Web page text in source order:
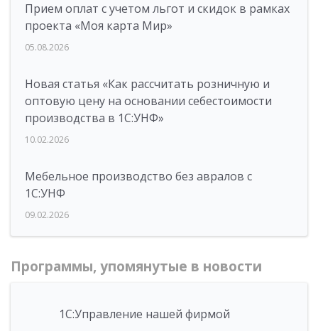
Прием оплат с учетом льгот и скидок в рамках
проекта «Моя карта Мир»
05.08.2026
Новая статья «Как рассчитать розничную и
оптовую цену на основании себестоимости
производства в 1С:УНФ»
10.02.2026
Мебельное производство без авралов с
1С:УНФ
09.02.2026
Программы, упомянутые в новости
1С:Управление нашей фирмой